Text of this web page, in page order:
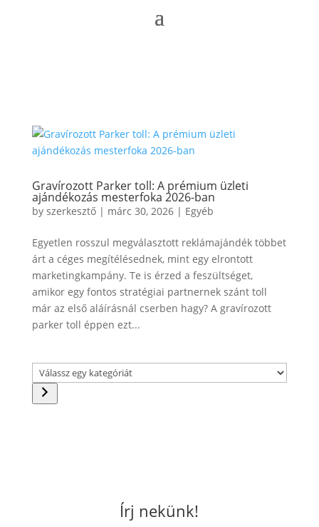
Gravírozott Parker toll: A prémium üzleti
ajándékozás mesterfoka 2026-ban
by szerkesztő| márc 30, 2026| Egyéb
Egyetlen rosszul megválasztott reklámajándék többet
árt a céges megítélésednek, mint egy elrontott
marketingkampány. Te is érzed a feszültséget,
amikor egy fontos stratégiai partnernek szánt toll
már az első aláírásnál cserben hagy? A gravírozott
parker toll éppen ezt...
Válassz
egy
kategóriát
Írj nekünk!